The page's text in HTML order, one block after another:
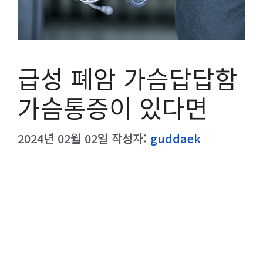
급성 폐암 가슴답답함
가슴통증이 있다면
2024년 02월 02일 작성자: guddaek